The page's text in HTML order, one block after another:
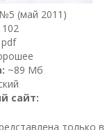
(май 2011)
102
pdf
~89 Мб
сайт:
только